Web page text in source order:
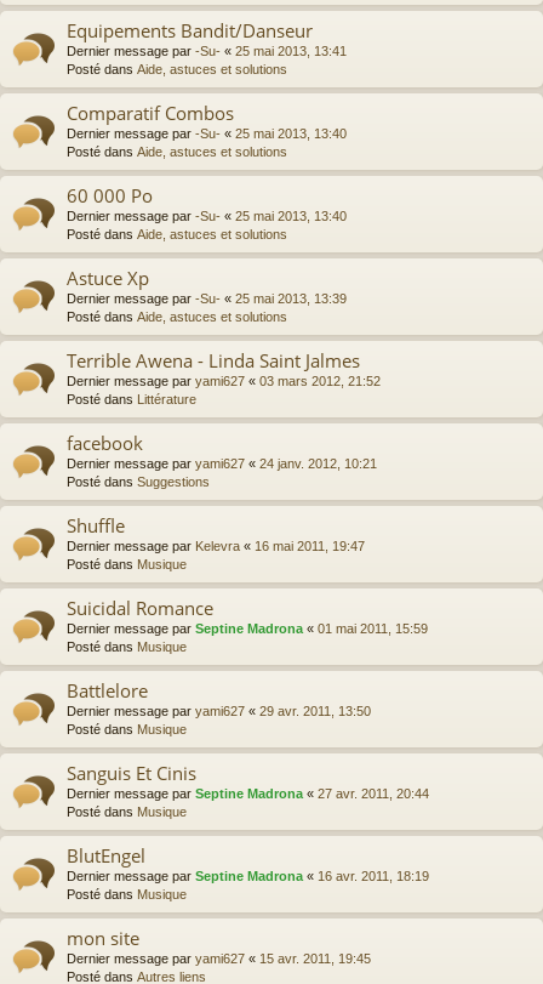
Equipements Bandit/Danseur
Dernier message par -Su- « 25 mai 2013, 13:41
Posté dans Aide, astuces et solutions
Comparatif Combos
Dernier message par -Su- « 25 mai 2013, 13:40
Posté dans Aide, astuces et solutions
60 000 Po
Dernier message par -Su- « 25 mai 2013, 13:40
Posté dans Aide, astuces et solutions
Astuce Xp
Dernier message par -Su- « 25 mai 2013, 13:39
Posté dans Aide, astuces et solutions
Terrible Awena - Linda Saint Jalmes
Dernier message par yami627 « 03 mars 2012, 21:52
Posté dans Littérature
facebook
Dernier message par yami627 « 24 janv. 2012, 10:21
Posté dans Suggestions
Shuffle
Dernier message par Kelevra « 16 mai 2011, 19:47
Posté dans Musique
Suicidal Romance
Dernier message par Septine Madrona « 01 mai 2011, 15:59
Posté dans Musique
Battlelore
Dernier message par yami627 « 29 avr. 2011, 13:50
Posté dans Musique
Sanguis Et Cinis
Dernier message par Septine Madrona « 27 avr. 2011, 20:44
Posté dans Musique
BlutEngel
Dernier message par Septine Madrona « 16 avr. 2011, 18:19
Posté dans Musique
mon site
Dernier message par yami627 « 15 avr. 2011, 19:45
Posté dans Autres liens